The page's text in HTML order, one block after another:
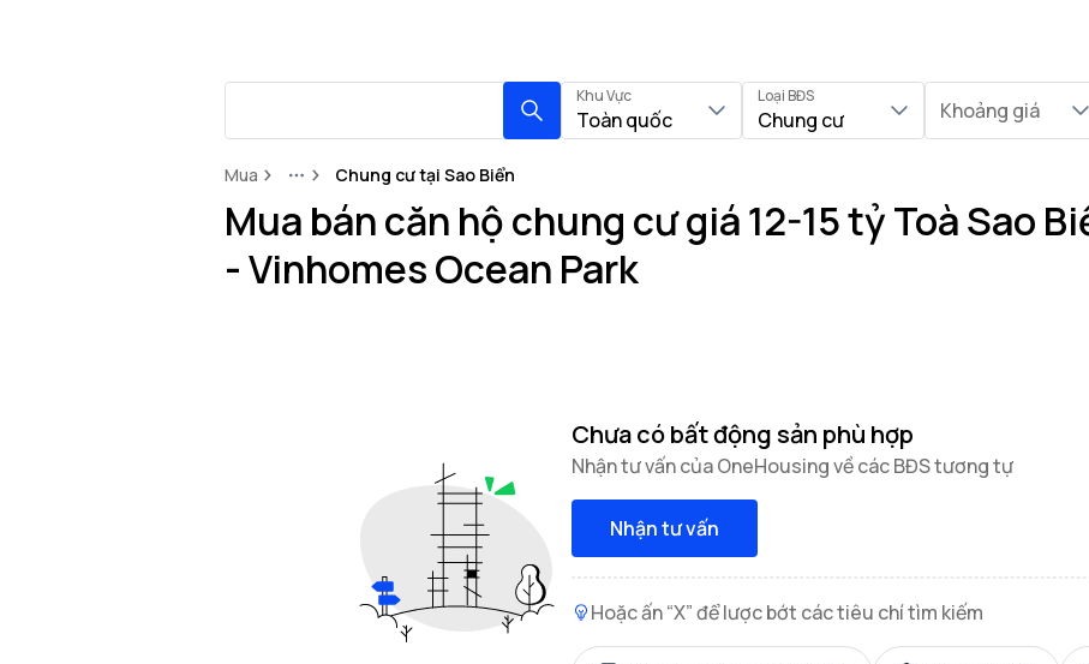
Khu Vực
Toàn quốc
Loại BĐS
Chung cư Khoảng giá
Mua MoreChung cư tại Sao Biển
Mua bán căn hộ chung cư giá 12-15 tỷ Toà Sao
- Vinhomes Ocean Park
Chưa có bất động sản phù hợp
Nhận tư vấn của OneHousing về các BĐS tương tự
Nhận tư vấn
Hoặc ấn “X” để lược bớt các tiêu chí tìm kiếm